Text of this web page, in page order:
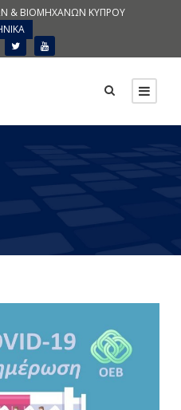
& ΒΙΟΜΗΧΑΝΩΝ ΚΥΠΡΟΥ